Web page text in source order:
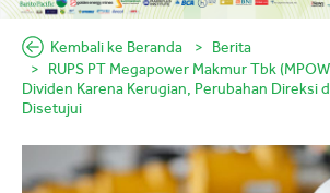
Kembali ke Beranda
Berita
RUPS PT Megapower Makmur Tbk
Dividen Karena Kerugian, Perubahan Direksi
Disetujui